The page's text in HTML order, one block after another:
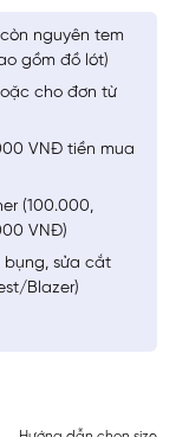
nguyên tem
gồm đồ lót)
cho đơn từ
VNĐ tiền mua
(100.000,
VNĐ)
sửa cắt
Blazer)